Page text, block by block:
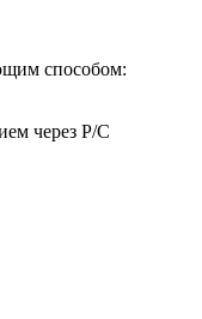
способом:
через Р/С